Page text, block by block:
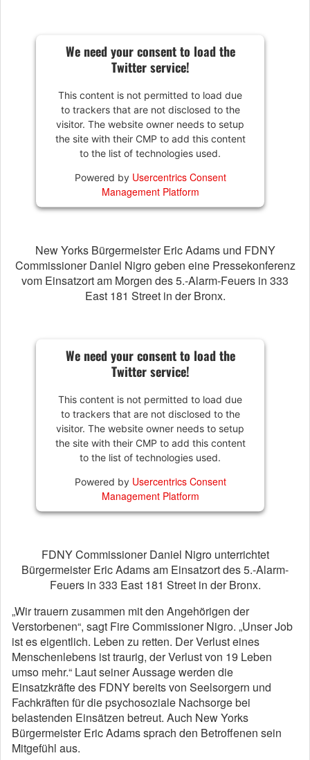
We need your consent to load the
Twitter service!
This content is not permitted to load due
to trackers that are not disclosed to the
visitor. The website owner needs to setup
the site with their CMP to add this content
to the list of technologies used.
Powered by Usercentrics Consent
Management Platform
New Yorks Bürgermeister Eric Adams und FDNY
Commissioner Daniel Nigro geben eine Pressekonferenz
vom Einsatzort am Morgen des 5.-Alarm-Feuers in 333
East 181 Street in der Bronx.
We need your consent to load the
Twitter service!
This content is not permitted to load due
to trackers that are not disclosed to the
visitor. The website owner needs to setup
the site with their CMP to add this content
to the list of technologies used.
Powered by Usercentrics Consent
Management Platform
FDNY Commissioner Daniel Nigro unterrichtet
Bürgermeister Eric Adams am Einsatzort des 5.-Alarm-
Feuers in 333 East 181 Street in der Bronx.
„Wir trauern zusammen mit den Angehörigen der
Verstorbenen“, sagt Fire Commissioner Nigro. „Unser Job
ist es eigentlich. Leben zu retten. Der Verlust eines
Menschenlebens ist traurig, der Verlust von 19 Leben
umso mehr.“ Laut seiner Aussage werden die
Einsatzkräfte des FDNY bereits von Seelsorgern und
Fachkräften für die psychosoziale Nachsorge bei
belastenden Einsätzen betreut. Auch New Yorks
Bürgermeister Eric Adams sprach den Betroffenen sein
Mitgefühl aus.